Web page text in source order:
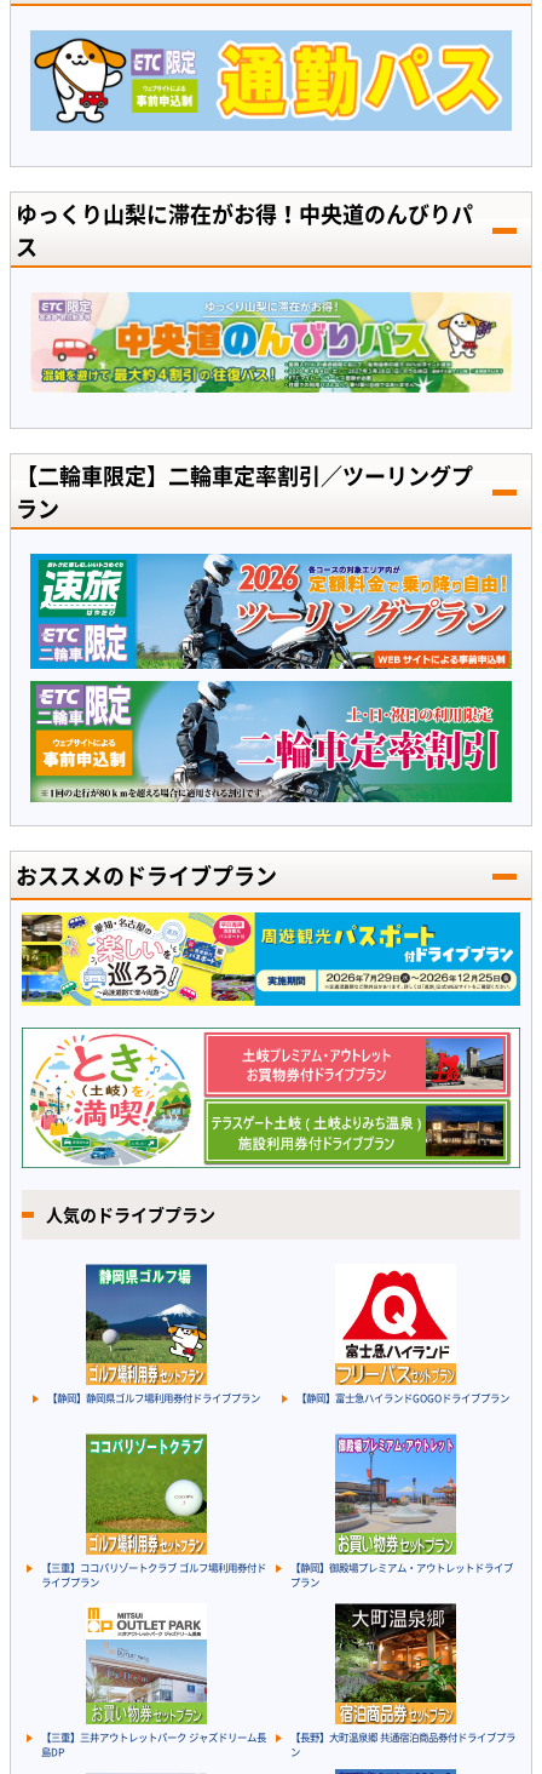
ゆっくり山梨に滞在がお得！中央道のんびりパ
ス
【二輪車限定】二輪車定率割引／ツーリングプ
ラン
おススメのドライブプラン
人気のドライブプラン
【静岡】静岡県ゴルフ場利用券付ドライブプラン 【静岡】富士急ハイランドGOGOドライブプラン
【三重】ココパリゾートクラブ ゴルフ場利用券付ド
ライブプラン
【静岡】御殿場プレミアム・アウトレットドライブ
プラン
【三重】三井アウトレットパーク ジャズドリーム長
島DP
【長野】大町温泉郷 共通宿泊商品券付ドライブプラ
ン